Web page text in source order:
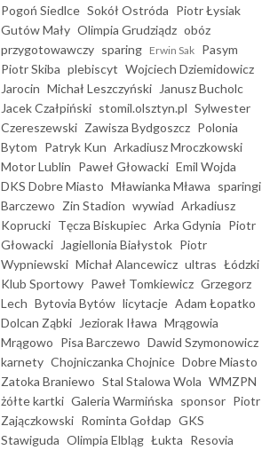
Pogoń Siedlce Sokół Ostróda Piotr Łysiak
Gutów Mały Olimpia Grudziądz obóz
przygotowawczy sparing Erwin Sak Pasym
Piotr Skiba plebiscyt Wojciech Dziemidowicz
Jarocin Michał Leszczyński
Janusz Bucholc
Jacek Czałpiński stomil.olsztyn.pl Sylwester
Czereszewski Zawisza Bydgoszcz Polonia
Bytom Patryk Kun Arkadiusz Mroczkowski
Motor Lublin Paweł Głowacki Emil Wojda
DKS Dobre Miasto Mławianka Mława sparingi
Barczewo Zin Stadion wywiad Arkadiusz
Koprucki Tęcza Biskupiec Arka Gdynia Piotr
Głowacki
Jagiellonia Białystok Piotr
Wypniewski Michał Alancewicz ultras Łódzki
Klub Sportowy Paweł Tomkiewicz Grzegorz
Lech Bytovia Bytów licytacje Adam Łopatko
Dolcan Ząbki
Jeziorak Iława Mrągowia
Mrągowo Pisa Barczewo Dawid Szymonowicz
karnety Chojniczanka Chojnice Dobre Miasto
Zatoka Braniewo Stal Stalowa Wola WMZPN
żółte kartki Galeria Warmińska sponsor Piotr
Zajączkowski Rominta Gołdap GKS
Stawiguda Olimpia Elbląg Łukta Resovia